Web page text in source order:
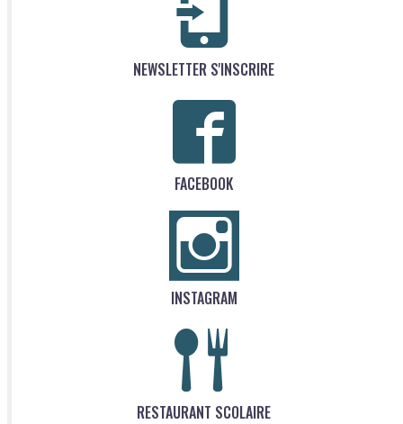
NEWSLETTER S'INSCRIRE
FACEBOOK
INSTAGRAM
RESTAURANT SCOLAIRE